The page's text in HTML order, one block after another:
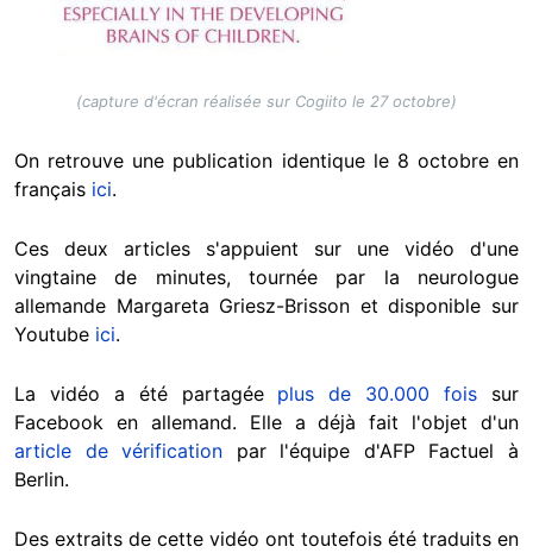
(capture d'écran réalisée sur Cogiito le 27 octobre)
On retrouve une publication identique le 8 octobre en
français ici.
Ces deux articles s'appuient sur une vidéo d'une
vingtaine de minutes, tournée par la neurologue
allemande Margareta Griesz-Brisson et disponible sur
Youtube ici.
La vidéo a été partagée plus de 30.000 fois sur
Facebook en allemand. Elle a déjà fait l'objet d'un
article de vérification par l'équipe d'AFP Factuel à
Berlin.
Des extraits de cette vidéo ont toutefois été traduits en